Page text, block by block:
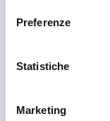
Preferenze
Statistiche
Marketing
Imprenditoria
Innovazione